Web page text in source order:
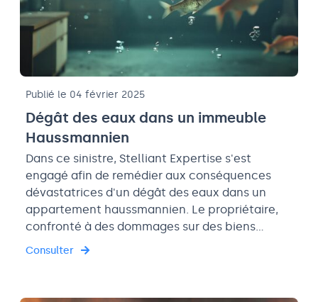
Publié le 04 février 2025
Dégât des eaux dans un immeuble
Haussmannien
Dans ce sinistre, Stelliant Expertise s'est
engagé afin de remédier aux conséquences
dévastatrices d'un dégât des eaux dans un
appartement haussmannien. Le propriétaire,
confronté à des dommages sur des biens…
Consulter